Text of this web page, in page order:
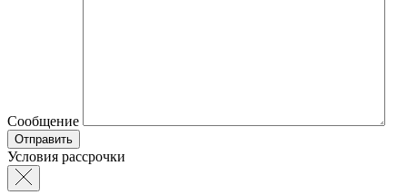
Сообщение
Условия рассрочки